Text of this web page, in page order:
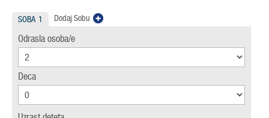
SOBA 1 Dodaj Sobu
Odrasla osoba/e
Deca